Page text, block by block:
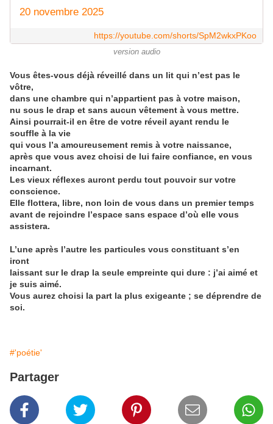
20 novembre 2025
https://youtube.com/shorts/SpM2wkxPKoo
version audio
Vous êtes-vous déjà réveillé dans un lit qui n’est pas le
vôtre,
dans une chambre qui n’appartient pas à votre maison,
nu sous le drap et sans aucun vêtement à vous mettre.
Ainsi pourrait-il en être de votre réveil ayant rendu le
souffle à la vie
qui vous l’a amoureusement remis à votre naissance,
après que vous avez choisi de lui faire confiance, en vous
incarnant.
Les vieux réflexes auront perdu tout pouvoir sur votre
conscience.
Elle flottera, libre, non loin de vous dans un premier temps
avant de rejoindre l’espace sans espace d’où elle vous
assistera.
L’une après l’autre les particules vous constituant s’en
iront
laissant sur le drap la seule empreinte qui dure : j’ai aimé et
je suis aimé.
Vous aurez choisi la part la plus exigeante ; se déprendre de
soi.
#'poétie'
Partager